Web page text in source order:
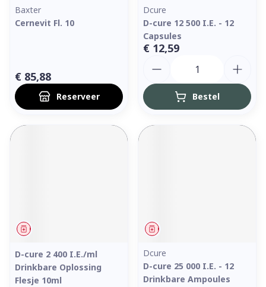
Baxter
Cernevit Fl. 10
€ 85,88
Reserveer
Dcure
D-cure 12 500 I.E. - 12
Capsules
€ 12,59
Bestel
Geneesmiddel
D-cure 2 400 I.E./ml
Drinkbare Oplossing
Flesje 10ml
Geneesmiddel
Dcure
D-cure 25 000 I.E. - 12
Drinkbare Ampoules